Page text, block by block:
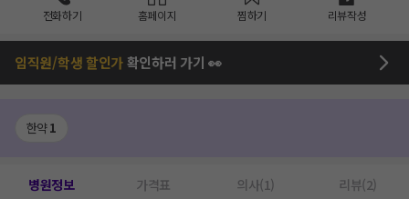
전화하기 홈페이지 찜하기 리뷰작성
임직원/학생 할인가확인하러 가기 👀
한약1
병원정보 가격표 의사(1) 리뷰(2)